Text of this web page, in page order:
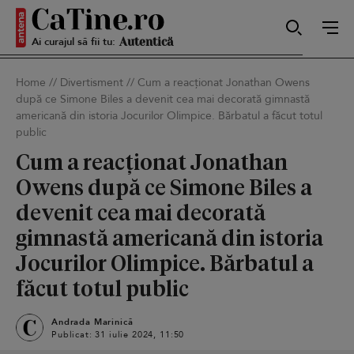
Ai curajul să fii tu:
Sexy
Autentică
Smart
Sensibilă
Puternică
Home // Divertisment // Cum a reacționat Jonathan Owens
după ce Simone Biles a devenit cea mai decorată gimnastă
americană din istoria Jocurilor Olimpice. Bărbatul a făcut totul
public
Cum a reacționat Jonathan
Owens după ce Simone Biles a
devenit cea mai decorată
gimnastă americană din istoria
Jocurilor Olimpice. Bărbatul a
făcut totul public
Andrada Marinică
Publicat: 31 iulie 2024, 11:50